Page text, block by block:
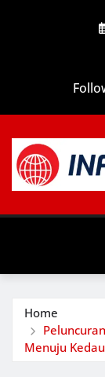
Home
Menuju